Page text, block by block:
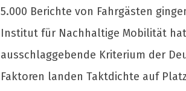
5.000 Berichte von Fahrgästen
Institut für Nachhaltige Mobilität
ausschlaggebende Kriterium der
Faktoren landen Taktdichte auf